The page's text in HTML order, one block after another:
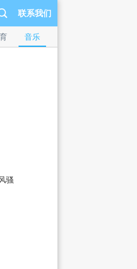
联系我们
音乐
骚